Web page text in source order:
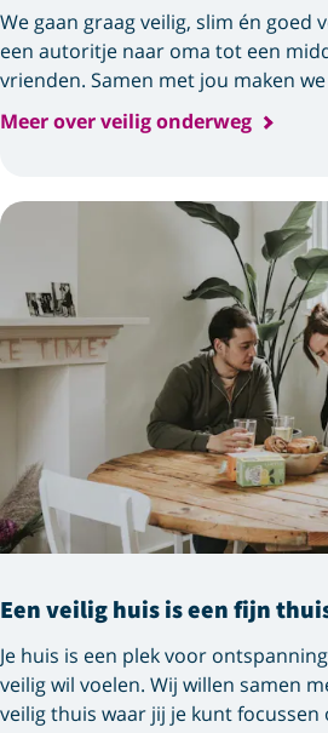
We gaan graag veilig, slim én goed
een autoritje naar oma tot een
vrienden. Samen met jou maken
Meer over veilig onderweg
Een veilig huis is een fijn
Je huis is een plek voor
veilig wil voelen. Wij willen samen
veilig thuis waar jij je kunt